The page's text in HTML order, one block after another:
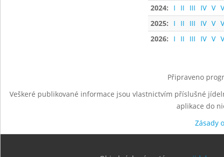
2024:
I II III IV V
2025:
I II III IV V
2026:
I II III IV V
Připraveno
Veškeré publikované informace jsou vlastnictvím příslušné
aplikace do
Zásady